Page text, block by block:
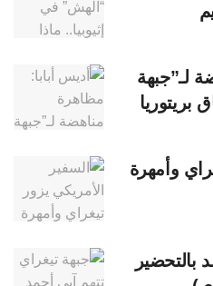
لـ”جبهة
بريتوريا
وأمهرة
بالتحضير